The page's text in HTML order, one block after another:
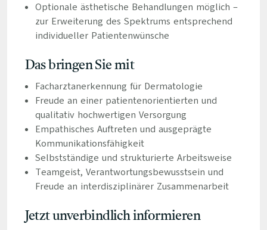
Optionale ästhetische Behandlungen möglich –
zur Erweiterung des Spektrums entsprechend
individueller Patientenwünsche
Das bringen Sie mit
Facharztanerkennung für Dermatologie
Freude an einer patientenorientierten und
qualitativ hochwertigen Versorgung
Empathisches Auftreten und ausgeprägte
Kommunikationsfähigkeit
Selbstständige und strukturierte Arbeitsweise
Teamgeist, Verantwortungsbewusstsein und
Freude an interdisziplinärer Zusammenarbeit
Jetzt unverbindlich informieren